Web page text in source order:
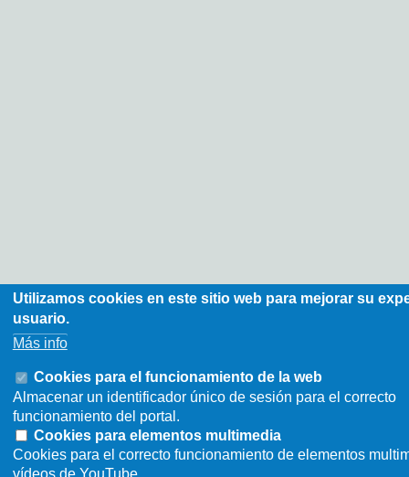
Utilizamos cookies en este sitio web para mejorar su
usuario.
Más info
Cookies para el funcionamiento de la web
Almacenar un identificador único de sesión para el correcto
funcionamiento del portal.
Cookies para elementos multimedia
Cookies para el correcto funcionamiento de elementos
vídeos de YouTube.